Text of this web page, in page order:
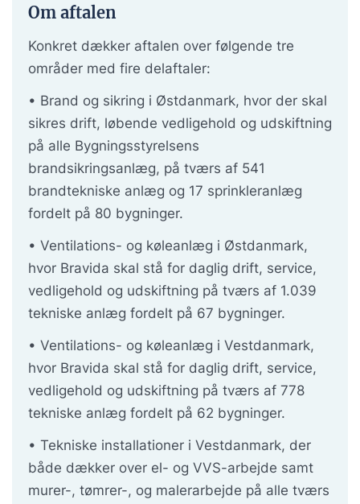
Om aftalen
Konkret dækker aftalen over følgende tre
områder med fire delaftaler:
• Brand og sikring i Østdanmark, hvor der skal
sikres drift, løbende vedligehold og udskiftning
på alle Bygningsstyrelsens
brandsikringsanlæg, på tværs af 541
brandtekniske anlæg og 17 sprinkleranlæg
fordelt på 80 bygninger.
• Ventilations- og køleanlæg i Østdanmark,
hvor Bravida skal stå for daglig drift, service,
vedligehold og udskiftning på tværs af 1.039
tekniske anlæg fordelt på 67 bygninger.
• Ventilations- og køleanlæg i Vestdanmark,
hvor Bravida skal stå for daglig drift, service,
vedligehold og udskiftning på tværs af 778
tekniske anlæg fordelt på 62 bygninger.
• Tekniske installationer i Vestdanmark, der
både dækker over el- og VVS-arbejde samt
murer-, tømrer-, og malerarbejde på alle tværs